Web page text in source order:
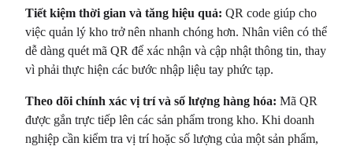
Tiết kiệm thời gian và tăng hiệu quả: QR code giúp cho
việc quản lý kho trở nên nhanh chóng hơn. Nhân viên có thể
dễ dàng quét mã QR để xác nhận và cập nhật thông tin, thay
vì phải thực hiện các bước nhập liệu tay phức tạp.
Theo dõi chính xác vị trí và số lượng hàng hóa: Mã QR
được gắn trực tiếp lên các sản phẩm trong kho. Khi doanh
nghiệp cần kiểm tra vị trí hoặc số lượng của một sản phẩm,